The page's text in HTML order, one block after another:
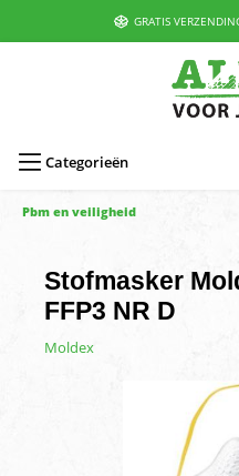
GRATIS
Categorieën
Pbm en veiligheid
Stofmasker
FFP3 NR D
Moldex